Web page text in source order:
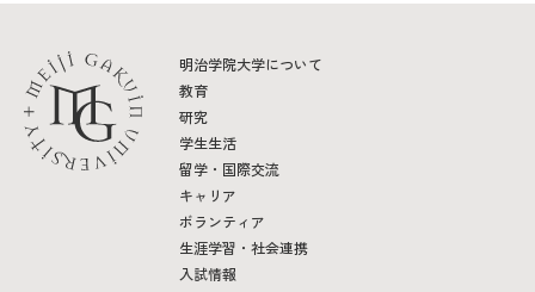
明治学院大学について
教育
研究
学生生活
留学・国際交流
キャリア
ボランティア
生涯学習・社会連携
入試情報